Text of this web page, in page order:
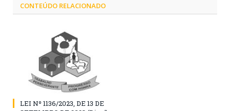
CONTEÚDO RELACIONADO
LEI Nº 1136/2023, DE 13 DE